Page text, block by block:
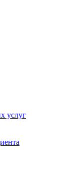
услуг